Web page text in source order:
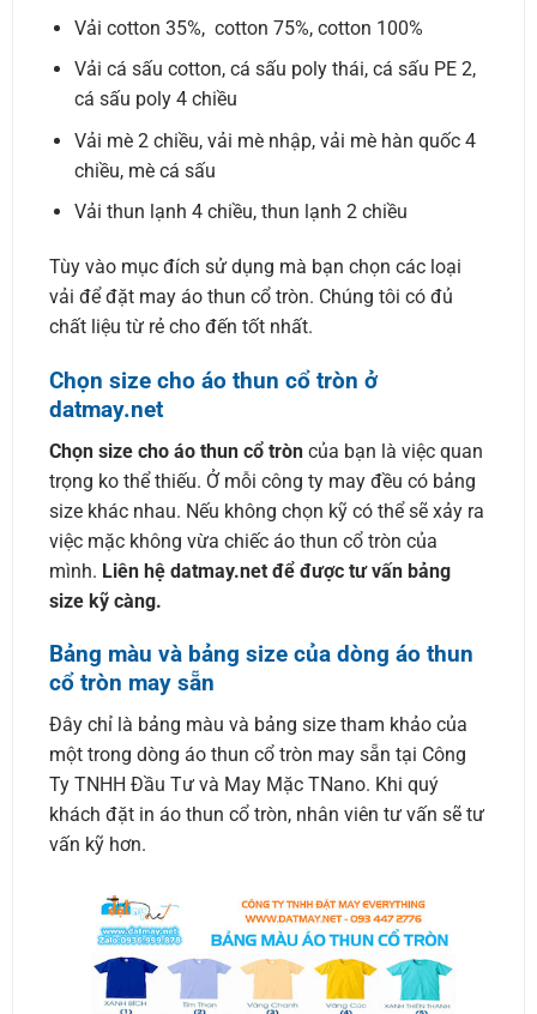
Vải cotton 35%, cotton 75%, cotton 100%
Vải cá sấu cotton, cá sấu poly thái, cá sấu PE 2,
cá sấu poly 4 chiều
Vải mè 2 chiều, vải mè nhập, vải mè hàn quốc 4
chiều, mè cá sấu
Vải thun lạnh 4 chiều, thun lạnh 2 chiều
Tùy vào mục đích sử dụng mà bạn chọn các loại
vải để đặt may áo thun cổ tròn. Chúng tôi có đủ
chất liệu từ rẻ cho đến tốt nhất.
Chọn size cho áo thun cổ tròn ở
datmay.net
Chọn size cho áo thun cổ tròn của bạn là việc quan
trọng ko thể thiếu. Ở mỗi công ty may đều có bảng
size khác nhau. Nếu không chọn kỹ có thể sẽ xảy ra
việc mặc không vừa chiếc áo thun cổ tròn của
mình. Liên hệ datmay.net để được tư vấn bảng
size kỹ càng.
Bảng màu và bảng size của dòng áo thun
cổ tròn may sẵn
Đây chỉ là bảng màu và bảng size tham khảo của
một trong dòng áo thun cổ tròn may sẵn tại Công
Ty TNHH Đầu Tư và May Mặc TNano. Khi quý
khách đặt in áo thun cổ tròn, nhân viên tư vấn sẽ tư
vấn kỹ hơn.